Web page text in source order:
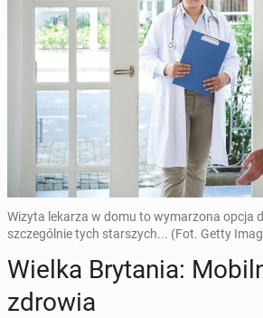
Wizyta lekarza w domu to wymarzona opcja
szczególnie tych starszych... (Fot. Getty
Wielka Bry­ta­nia:
zdrowia